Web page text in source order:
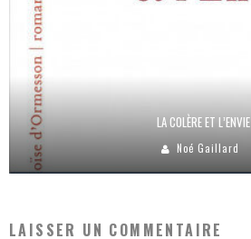
LA COLÈRE ET L’ENVIE
Noé Gaillard
LAISSER UN COMMENTAIRE